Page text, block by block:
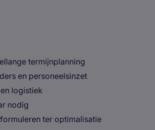
termijnplanning
en personeelsinzet
logistiek
nodig
ter optimalisatie